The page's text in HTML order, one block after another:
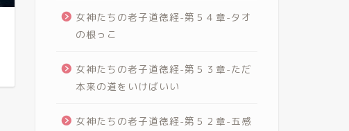
女神たちの老子道徳経-第５４章-タオ
の根っこ
女神たちの老子道徳経-第５３章-ただ
本来の道をいけばいい
女神たちの老子道徳経-第５２章-五感